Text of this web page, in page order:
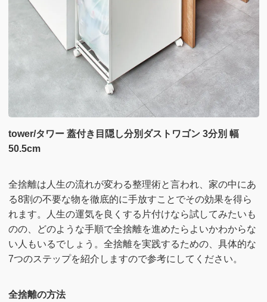
tower/タワー 蓋付き目隠し分別ダストワゴン 3分別 幅
50.5cm
全捨離は人生の流れが変わる整理術と言われ、家の中にあ
る8割の不要な物を徹底的に手放すことでその効果を得ら
れます。人生の運気を良くする片付けなら試してみたいも
のの、どのような手順で全捨離を進めたらよいかわからな
い人もいるでしょう。全捨離を実践するための、具体的な
7つのステップを紹介しますので参考にしてください。
全捨離の方法